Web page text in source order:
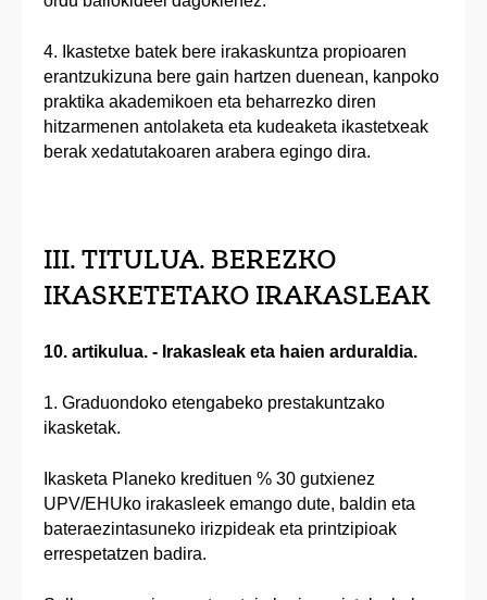
4. Ikastetxe batek bere irakaskuntza propioaren
erantzukizuna bere gain hartzen duenean, kanpoko
praktika akademikoen eta beharrezko diren
hitzarmenen antolaketa eta kudeaketa ikastetxeak
berak xedatutakoaren arabera egingo dira.
III. TITULUA. BEREZKO
IKASKETETAKO IRAKASLEAK
10. artikulua. - Irakasleak eta haien arduraldia.
1. Graduondoko etengabeko prestakuntzako
ikasketak.
Ikasketa Planeko kredituen % 30 gutxienez
UPV/EHUko irakasleek emango dute, baldin eta
bateraezintasuneko irizpideak eta printzipioak
errespetatzen badira.